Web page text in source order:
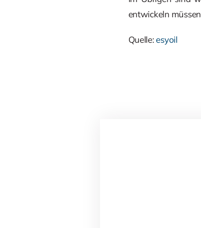
entwickeln
Quelle:esyoil